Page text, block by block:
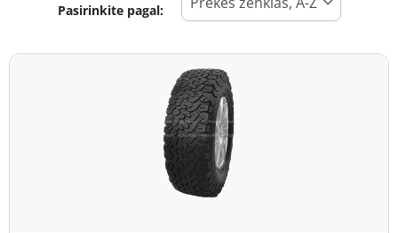
Padangos tipas
Visi tipai (4)
Pasirinkite pagal: